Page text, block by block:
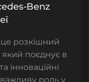
Benz
розкішний
поєднує в
інноваційні
важливу роль у